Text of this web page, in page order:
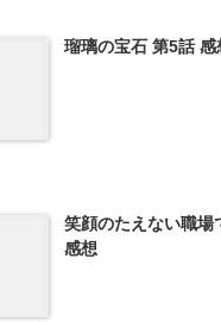
瑠璃の宝石 第5話 感
笑顔のたえない職場
感想